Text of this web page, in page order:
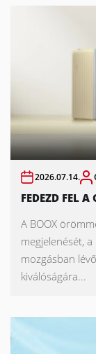
2026.07.14.
FEDEZD FEL
A BOOX
megjelenését,
mozgásban
kiválóságára...